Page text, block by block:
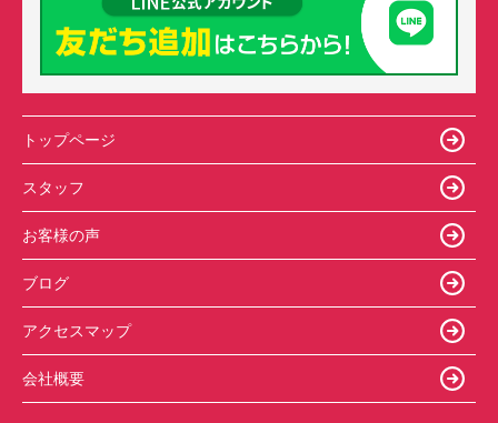
トップページ
スタッフ
お客様の声
ブログ
アクセスマップ
会社概要